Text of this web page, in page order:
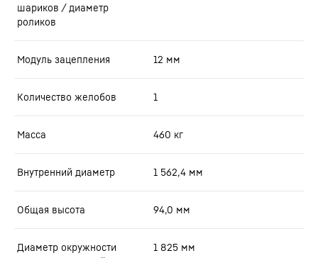
шариков / диаметр
роликов
Модуль зацепления 12 мм
Количество желобов 1
Масса 460 кг
Внутренний диаметр 1 562,4 мм
Общая высота 94,0 мм
Диаметр окружности
1 825 мм